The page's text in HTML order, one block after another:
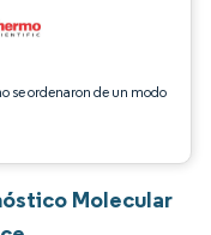
se ordenaron de un modo
Molecular